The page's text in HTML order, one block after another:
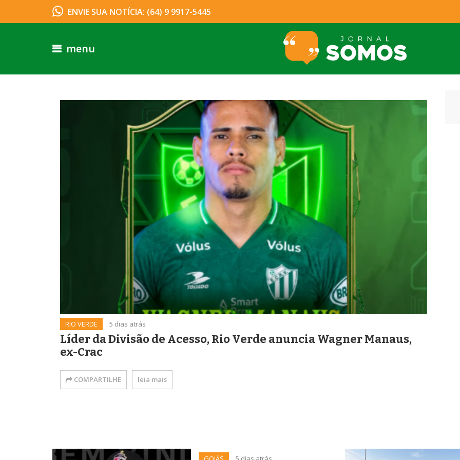
ENVIE SUA NOTÍCIA: (64) 9 9917-5445
menu
RIO VERDE 5 dias atrás
Líder da Divisão de Acesso, Rio Verde anuncia Wagner Manaus,
ex-Crac
COMPARTILHE leia mais